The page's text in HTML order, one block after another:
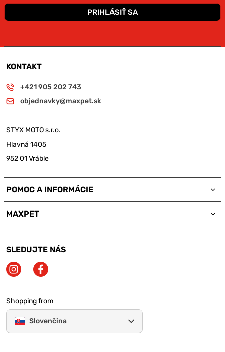
PRIHLÁSIŤ SA
KONTAKT
+421 905 202 743
objednavky@maxpet.sk
STYX MOTO s.r.o.
Hlavná 1405
952 01 Vráble
POMOC A INFORMÁCIE
MAXPET
SLEDUJTE NÁS
Shopping from
Slovenčina